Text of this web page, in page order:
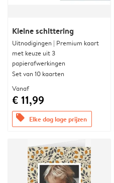
Kleine schittering
Uitnodigingen | Premium kaart
met keuze uit 3
papierafwerkingen
Set van 10 kaarten
Vanaf
€ 11,99
offers Elke dag lage prijzen